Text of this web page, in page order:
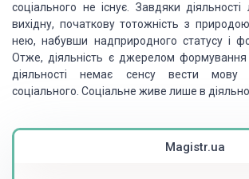
соціального не існує. Завдяки
вихідну, початкову тотожність з
нею, набувши надприродного статусу і
Отже, діяльність є джерелом формування
діяльності немає сенсу вести мову
соціального. Соціальне живе лише в
Magistr.ua